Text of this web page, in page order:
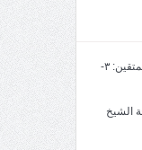
خطبة الجمعةسمات المتقين: ٣-
الشيخ